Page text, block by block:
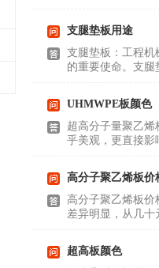
支腿垫板用途
支腿垫板：工程机
的重要使命。支
UHMWPE板颜色
超高分子量聚乙
乎美观，更直接影
高分子聚乙烯板价
高分子聚乙烯板
差异明显，从几
超高板颜色